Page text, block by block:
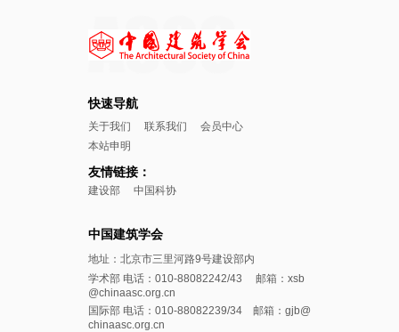
快速导航
关于我们 联系我们
会员中心
本站申明
友情链接：
建设部 中国科协
中国建筑学会
地址：北京市三里河路9号建设部内
学术部 电话：010-88082242/43 邮箱：xsb
@chinaasc.org.cn
国际部 电话：010-88082239/34 邮箱：gjb@
chinaasc.org.cn